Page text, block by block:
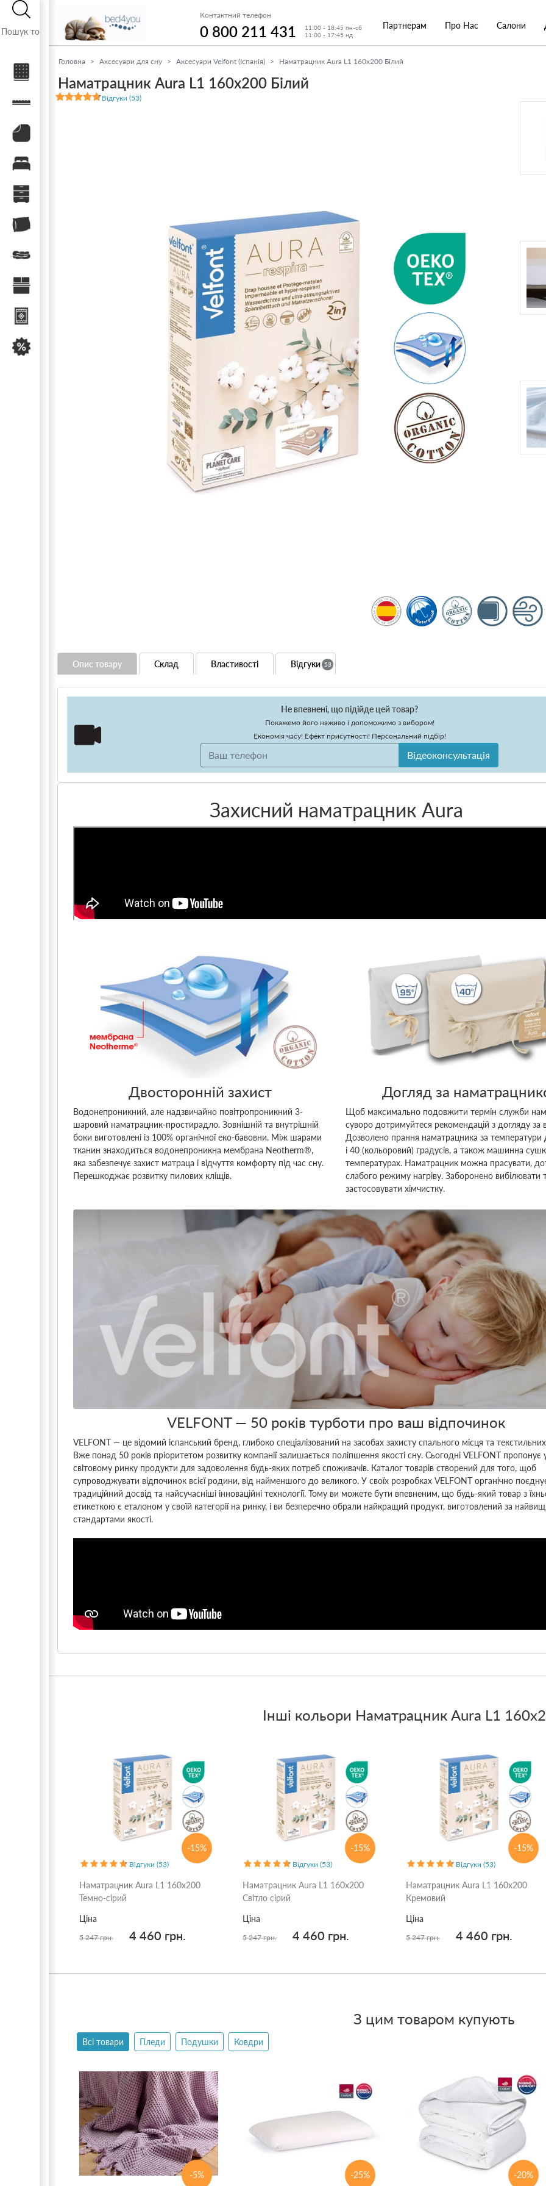
Топери / футони
Контактний телефон
0 800 211 431
11:00 - 18:45 пн-сб
11:00 - 17:45 нд
Партнерам Про Нас Салони
Головна Аксесуари для сну Аксесуари Velfont (Іспанія) Наматрацник Aura L1 160x200 Білий
Наматрацник Aura L1 160x200 Білий
Відгуки (53)
Опис товару Склад Властивості Відгуки 53
Не впевнені, що підійде цей товар?
Покажемо його наживо і допоможимо з вибором!
Економія часу! Ефект присутності! Персональний підбір!
Відеоконсультація
Захисний наматрацник Aura
Двосторонній захист
Водонепроникний, але надзвичайно повітропроникний 3-
шаровий наматрацник-простирадло. Зовнішній та внутрішній
боки виготовлені із 100% органічної еко-бавовни. Між шарами
тканин знаходиться водонепроникна мембрана Neotherm®,
яка забезпечує захист матраца і відчуття комфорту під час сну.
Перешкоджає розвитку пилових кліщів.
Догляд за
Щоб максимально подовжити термін служби
суворо дотримуйтеся рекомендацій з догляду за
Дозволено прання наматрацника за температури
і 40 (кольоровий) градусів, а також машинна
температурах. Наматрацник можна прасувати,
слабого режиму нагріву. Заборонено вибілювати
застосовувати хімчистку.
VELFONT ― 50 років турботи про ваш відпочинок
VELFONT ― це відомий іспанський бренд, глибоко спеціалізований на засобах захисту спального місця та
Вже понад 50 років пріоритетом розвитку компанії залишається поліпшення якості сну. Сьогодні VELFONT пропонує
світовому ринку продукти для задоволення будь-яких потреб споживачів. Каталог товарів створений для того, щоб
супроводжувати відпочинок всієї родини, від найменшого до великого. У своїх розробках VELFONT органічно
традиційний досвід та найсучасніші інноваційні технології. Тому ви можете бути впевненим, що будь-який товар з
етикеткою є еталоном у своїй категорії на ринку, і ви безперечно обрали найкращий продукт, виготовлений за
стандартами якості.
Інші кольори Наматрацник Aura L1
-15%
Відгуки (53)
Наматрацник Aura L1 160x200
Темно-сірий
Ціна
5 247 грн. 4 460 грн.
-15%
Відгуки (53)
Наматрацник Aura L1 160x200
Світло сірий
Ціна
5 247 грн. 4 460 грн.
-15%
Відгуки (53)
Наматрацник Aura L1 160x200
Кремовий
Ціна
5 247 грн. 4 460 грн.
З цим товаром купують
Всі товари Пледи Подушки Ковдри
-5% -25% -20%